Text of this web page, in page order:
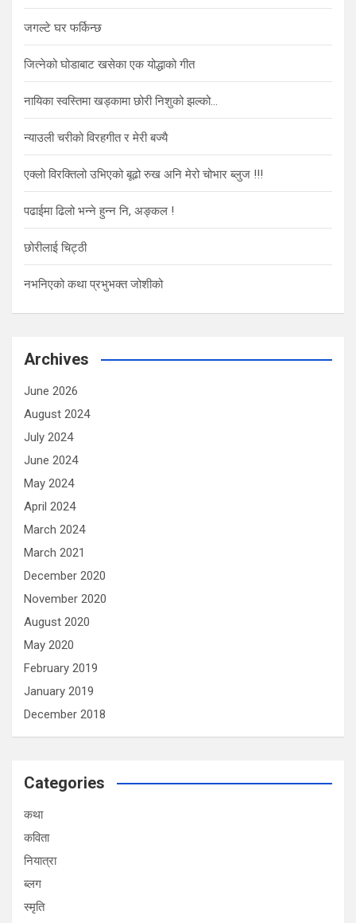
जगल्टे घर फर्किन्छ
जित्नेको घोडाबाट खसेका एक योद्धाको गीत
नायिका स्वस्तिमा खड्कामा छोरी निशुको झल्को…
न्याउली चरीको विरहगीत र मेरी बज्यै
एक्लो विरक्तिलो उभिएको बूढो रुख अनि मेरो चोभार ब्लुज !!!
पढाईमा ढिलो भन्ने हुन्न नि, अङ्कल !
छोरीलाई चिट्ठी
नभनिएको कथा प्रभुभक्त जोशीको
Archives
June 2026
August 2024
July 2024
June 2024
May 2024
April 2024
March 2024
March 2021
December 2020
November 2020
August 2020
May 2020
February 2019
January 2019
December 2018
Categories
कथा
कविता
नियात्रा
ब्लग
स्मृति